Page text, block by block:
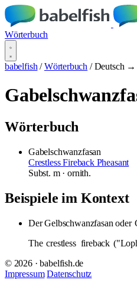
Wörterbuch
babelfish / Wörterbuch / Deutsch →
Wörterbuch
Gabelschwanzfasan
Crestless Fireback Pheasant
Subst. m· ornith.
Beispiele im Kontext
Der Gelbschwanzfasan oder
The crestless fireback
© 2026 · babelfish.de
Impressum Datenschutz